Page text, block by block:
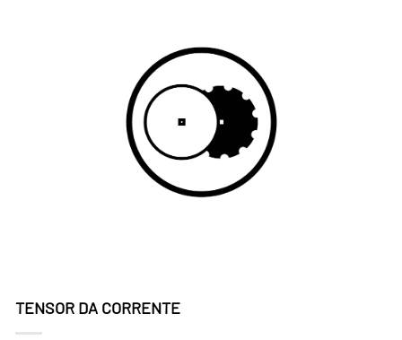
TENSOR DA CORRENTE